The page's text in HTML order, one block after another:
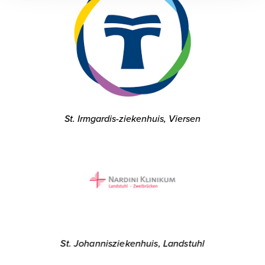
St. Irmgardis-ziekenhuis, Viersen
St. Johannisziekenhuis, Landstuhl